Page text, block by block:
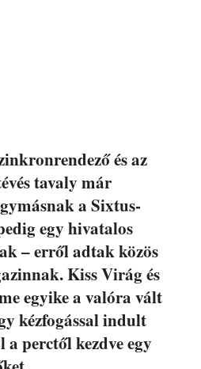
és az
tavaly már
a Sixtus-
egy hivatalos
– erről adtak közös
Kiss Virág és
egyike a valóra vált
kézfogással indult
perctől kezdve egy